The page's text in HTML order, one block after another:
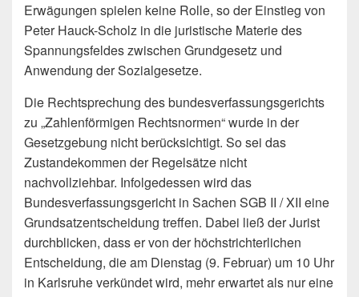
Erwägungen spielen keine Rolle, so der Einstieg von
Peter Hauck-Scholz in die juristische Materie des
Spannungsfeldes zwischen Grundgesetz und
Anwendung der Sozialgesetze.
Die Rechtsprechung des bundesverfassungsgerichts
zu „Zahlenförmigen Rechtsnormen“ wurde in der
Gesetzgebung nicht berücksichtigt. So sei das
Zustandekommen der Regelsätze nicht
nachvollziehbar. Infolgedessen wird das
Bundesverfassungsgericht in Sachen SGB II / XII eine
Grundsatzentscheidung treffen. Dabei ließ der Jurist
durchblicken, dass er von der höchstrichterlichen
Entscheidung, die am Dienstag (9. Februar) um 10 Uhr
in Karlsruhe verkündet wird, mehr erwartet als nur eine